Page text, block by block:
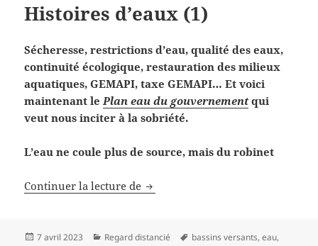
Histoires d’eaux (1)
Sécheresse, restrictions d’eau, qualité des eaux,
continuité écologique, restauration des milieux
aquatiques, GEMAPI, taxe GEMAPI… Et voici
maintenant lePlan eau du gouvernement qui
veut nous inciter à la sobriété.
L’eau ne coule plus de source, mais du robinet
Continuer la lecture de Histoires d’eaux (1)
Publié
7 avril 2023 Catégories
Regard distancié
Mots-
bassins versants,eau,